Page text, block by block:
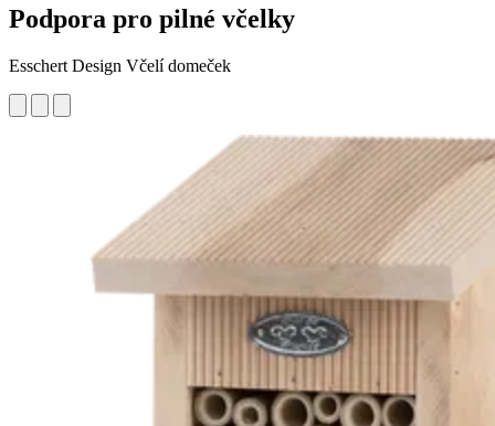
Podpora pro pilné včelky
Esschert Design Včelí domeček